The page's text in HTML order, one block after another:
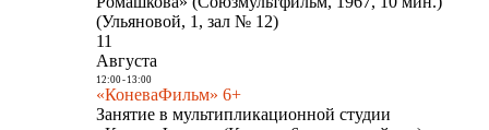
(Ульяновой, 1, зал № 12)
11
Августа
12:00- 13:00
«КоневаФильм» 6+
Занятие в мультипликационной студии